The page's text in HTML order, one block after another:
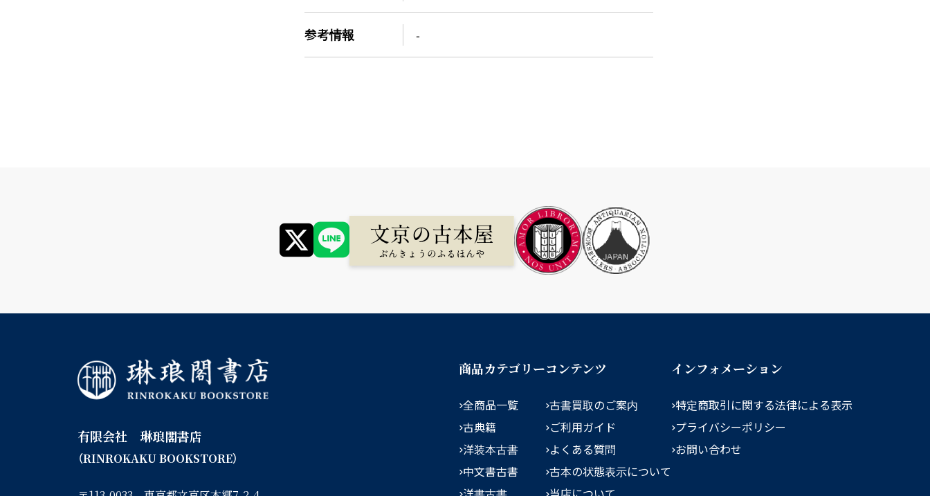
参考情報 -
有限会社 琳琅閣書店
（RINROKAKU BOOKSTORE）
商品カテゴリー
全商品一覧
古典籍
洋装本古書
中文書古書
コンテンツ
古書買取のご案内
ご利用ガイド
よくある質問
古本の状態表示について
インフォメーション
特定商取引に関する法律による表示
プライバシーポリシー
お問い合わせ